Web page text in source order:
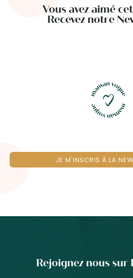
Vous avez aimé
Recevez notre
JE M'INSCRIS À LA
Rejoignez nous sur